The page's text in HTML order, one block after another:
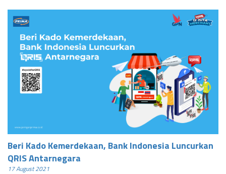
Beri Kado Kemerdekaan, Bank Indonesia Luncurkan
QRIS Antarnegara
17 August 2021